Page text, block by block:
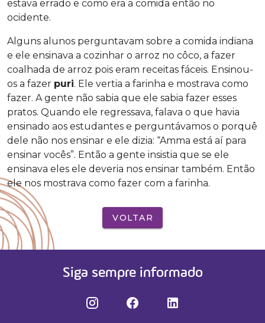
estava errado e como era a comida então no
ocidente.
Alguns alunos perguntavam sobre a comida indiana
e ele ensinava a cozinhar o arroz no côco, a fazer
coalhada de arroz pois eram receitas fáceis. Ensinou-
os a fazer puri. Ele vertia a farinha e mostrava como
fazer. A gente não sabia que ele sabia fazer esses
pratos. Quando ele regressava, falava o que havia
ensinado aos estudantes e perguntávamos o porquê
dele não nos ensinar e ele dizia: “Amma está aí para
ensinar vocês”. Então a gente insistia que se ele
ensinava eles ele deveria nos ensinar também. Então
ele nos mostrava como fazer com a farinha.
VOLTAR
Siga sempre informado